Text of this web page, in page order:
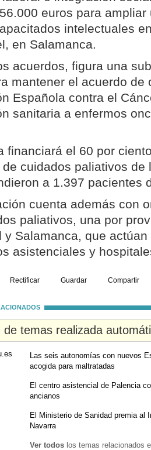
euros para
intelectuales
en Salamanca.
acuerdos, figura una
mantener el acuerdo de
Española contra el
sanitaria a enfermos
financiará el 60 por
cuidados paliativos de
a 1.397 pacientes
cuenta además con
paliativos, una por
y Salamanca, que
asistenciales y
Rectificar Guardar Compartir
de temas realizada
Las seis autonomías con nuevos
acogida para maltratadas
El centro asistencial de Palencia
ancianos
El Ministerio de Sanidad premia al
Navarra
Ver todos los temas relacionados